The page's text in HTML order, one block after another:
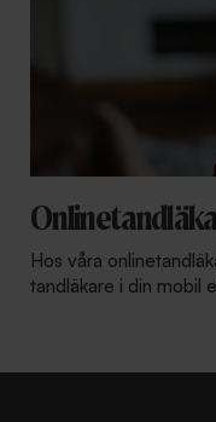
Hos våra
tandläkare i din mobil